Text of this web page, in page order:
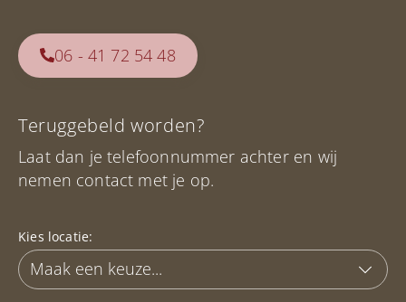
06 - 41 72 54 48
Teruggebeld worden?
Laat dan je telefoonnummer achter en wij
nemen contact met je op.
Kies locatie: